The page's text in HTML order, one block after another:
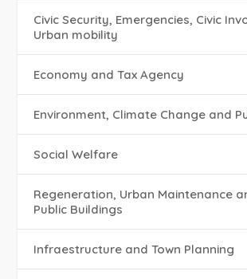
Civic Security, Emergencies, Civic
Urban mobility
Economy and Tax Agency
Environment, Climate Change and
Social Welfare
Regeneration, Urban Maintenance
Public Buildings
Infraestructure and Town Planning